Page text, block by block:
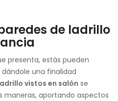
de ladrillo
presenta, estás pueden
una finalidad
vistos en salón se
maneras, aportando aspectos